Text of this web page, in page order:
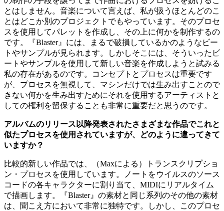
とはしません。音楽について言えば、私が扱うほとんどのこ
とはどこか別のプロジェクトでもやっています。そのプロセ
スを使用してパレットを作成し、その上に何かを制作するの
です。『Blaster』には、まるで破損しているかのようなビー
トやサンプルが見られます。しかしそこには、そういったビ
ートやサンプルを使用して新しい音楽を作成しようと試みる
私の存在があるのです。コンセプトとプロセスは重要です
が、プロセスを無視して、マシンだけでは生み出すことので
きない何かを生み出すためにそれを使用するアーティストと
しての権利を留保することも非常に重要だと思うのです。
アルバムのリリース以降発表されたさまざまな作品でこれと
似たプロセスを使用されていますが、どのように違ってきて
いますか？
比較的新しい作品では、（Maxによる）トランスクリプショ
ン・プロセスを使用しています。ノートをウイルスのソース
コードの各キャラクターに割り当て、MIDIにリアルタイム
で描画します。『Blaster』の素材と同じ系列のその他の素材
は、聞こえ方において非常に独特です。しかし、このプロセ